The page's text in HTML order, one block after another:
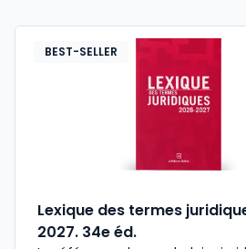
BEST-SELLER
Lexique des termes
2027. 34e éd.